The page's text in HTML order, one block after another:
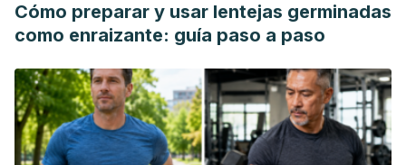
Cómo preparar y usar lentejas germinadas
como enraizante: guía paso a paso